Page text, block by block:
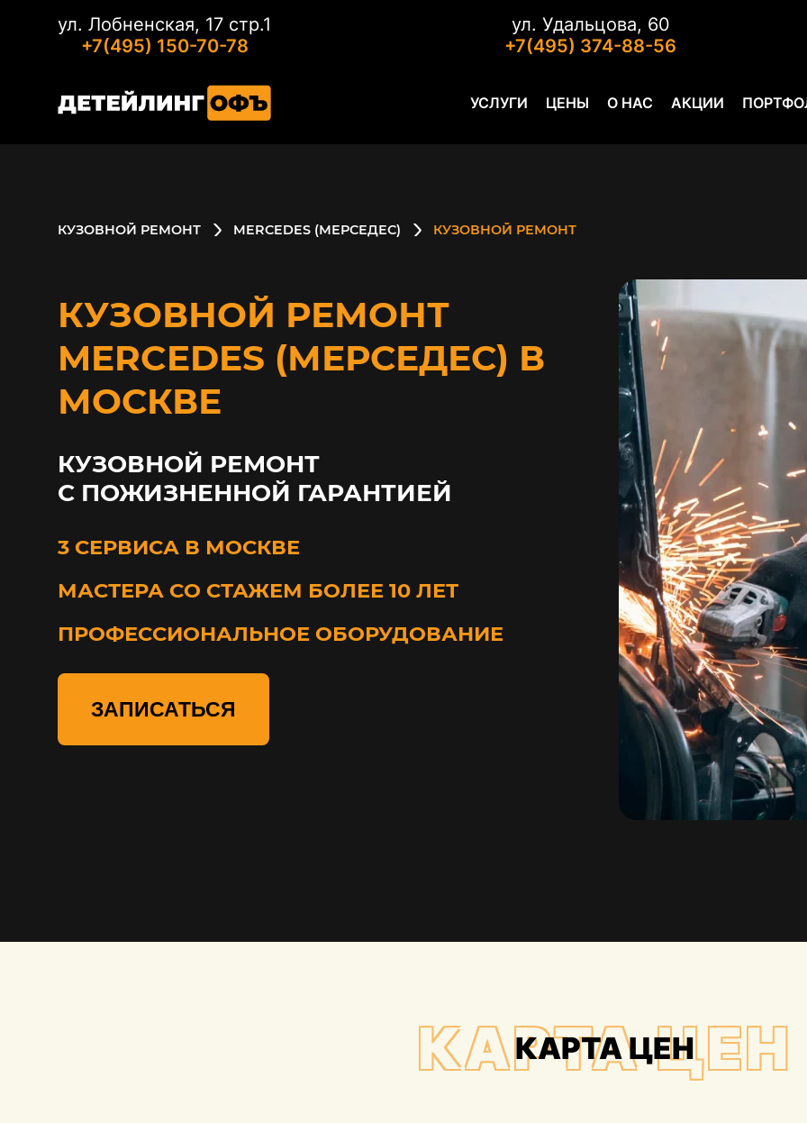
ул. Лобненская, 17 стр.1
+7(495) 150-70-78
ул. Удальцова, 60
+7(495) 374-88-56
УСЛУГИ ЦЕНЫ О НАС АКЦИИ
КУЗОВНОЙ РЕМОНТ MERCEDES (МЕРСЕДЕС) КУЗОВНОЙ РЕМОНТ
КУЗОВНОЙ РЕМОНТ
MERCEDES (МЕРСЕДЕС) В
МОСКВЕ
КУЗОВНОЙ РЕМОНТ
С ПОЖИЗНЕННОЙ ГАРАНТИЕЙ
3 СЕРВИСА В МОСКВЕ
МАСТЕРА СО СТАЖЕМ БОЛЕЕ 10 ЛЕТ
ПРОФЕССИОНАЛЬНОЕ ОБОРУДОВАНИЕ
ЗАПИСАТЬСЯ
КАРТА ЦЕН
КАРТА ЦЕН